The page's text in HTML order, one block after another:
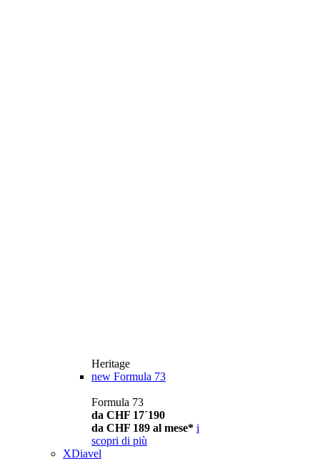
Heritage
new Formula 73
Formula 73
da CHF 17´190
da CHF 189 al mese* i
scopri di più
XDiavel